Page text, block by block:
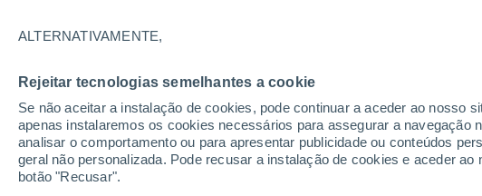
ALTERNATIVAMENTE,
Rejeitar tecnologias semelhantes a cookie
Se não aceitar a instalação de cookies, pode continuar a aceder ao nosso
apenas instalaremos os cookies necessários para assegurar a navegação
analisar o comportamento ou para apresentar publicidade ou conteúdos
geral não personalizada. Pode recusar a instalação de cookies e aceder
botão "Recusar".
09/12/2026
Boletim de neve de hoje
Pistas por dificuldade 12 17 18 17